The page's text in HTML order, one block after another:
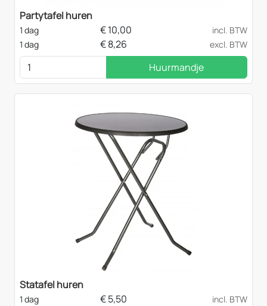
Partytafel huren
1 dag €10,00
incl. BTW
1 dag
€8,26 excl. BTW
Huurmandje
Statafel huren
1 dag €5,50
incl. BTW